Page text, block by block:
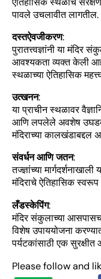
पावले उचलावीत लागतील.
दस्तऐवजीकरण:
पुरातत्त्वज्ञांनी या मंदिर
आवश्यकता व्यक्त केली आहे.
स्थळाच्या ऐतिहासिक
उत्खनन:
या प्राचीन स्थळावर
आणि लपलेले अवशेष
मंदिराच्या कालखंडाबद्दल
संवर्धन आणि जतन:
तज्ज्ञांच्या
मंदिराचे ऐतिहासिक
लँडस्केपिंग:
मंदिर संकुलाच्या
विशेष उपाययोजना
पर्यटकांसाठी एक
Please follow and